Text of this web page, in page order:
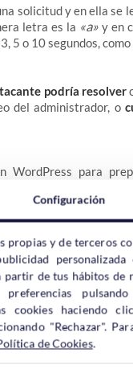
solicitud y en ella se
letra es la «a»y en
5 o 10 segundos,
podría resolver
del administrador, o
WordPress para
enviadas y que no se
es lo que se ha
pluginSpam protection,
a Tener en
Configuración
propias y de terceros
de tus hábitos de
preferencias
cookies haciendo
"Rechazar".
de Cookies.